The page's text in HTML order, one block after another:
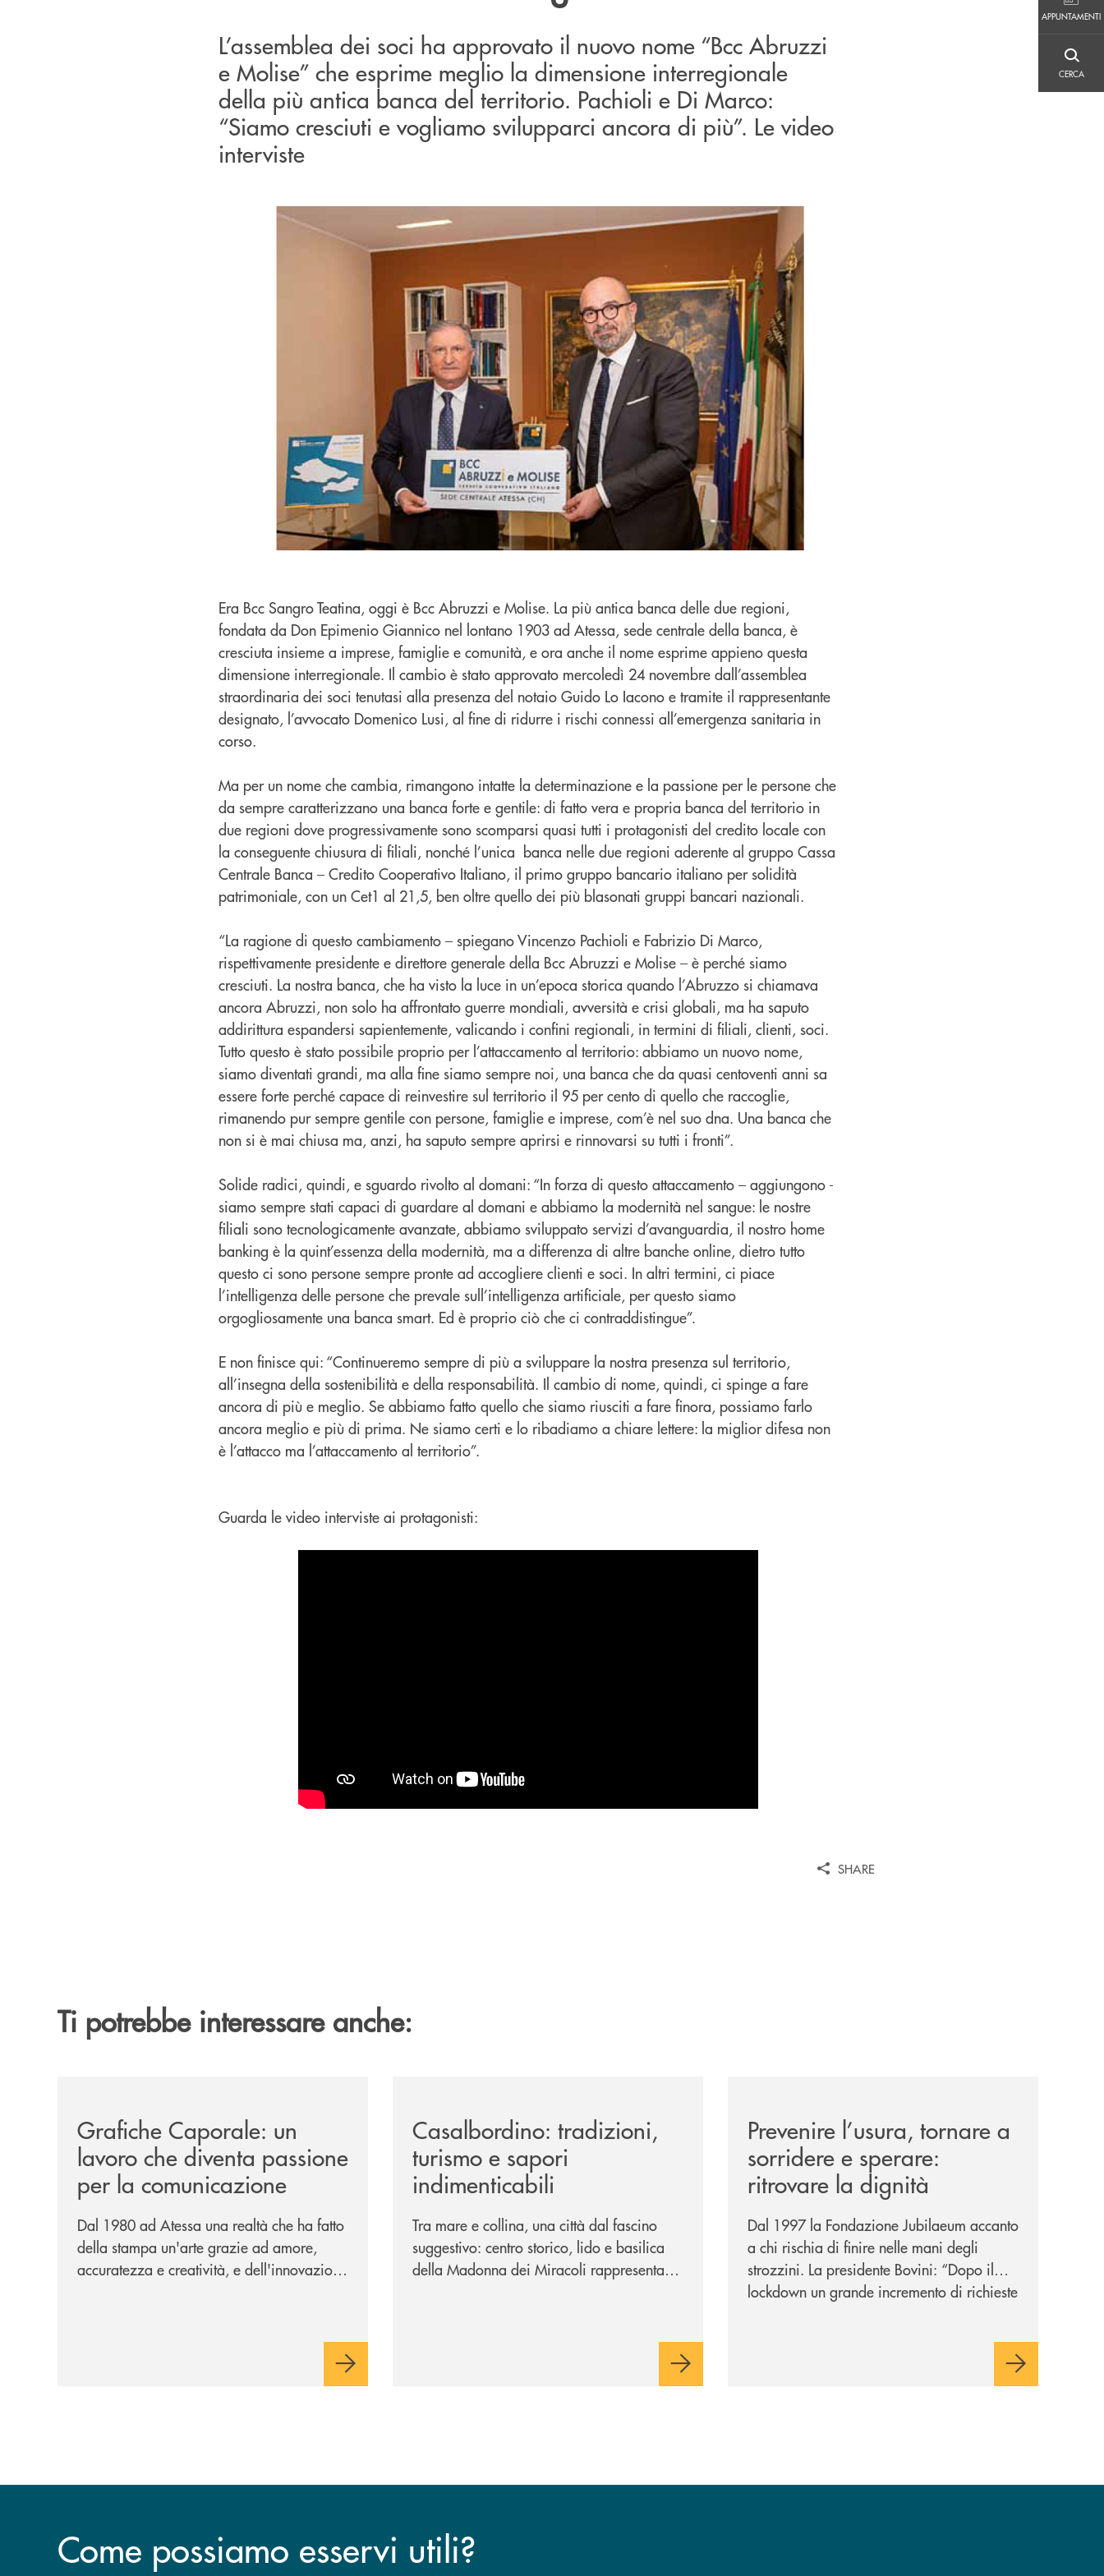
APPUNTAMENTI
CERCA
L’assemblea dei soci ha approvato il nuovo nome “Bcc Abruzzi
e Molise” che esprime meglio la dimensione interregionale
della più antica banca del territorio. Pachioli e Di Marco:
“Siamo cresciuti e vogliamo svilupparci ancora di più”. Le video
interviste
Era Bcc Sangro Teatina, oggi è Bcc Abruzzi e Molise. La più antica banca delle due regioni,
fondata da Don Epimenio Giannico nel lontano 1903 ad Atessa, sede centrale della banca, è
cresciuta insieme a imprese, famiglie e comunità, e ora anche il nome esprime appieno questa
dimensione interregionale. Il cambio è stato approvato mercoledì 24 novembre dall’assemblea
straordinaria dei soci tenutasi alla presenza del notaio Guido Lo Iacono e tramite il rappresentante
designato, l’avvocato Domenico Lusi, al fine di ridurre i rischi connessi all’emergenza sanitaria in
corso.
Ma per un nome che cambia, rimangono intatte la determinazione e la passione per le persone che
da sempre caratterizzano una banca forte e gentile: di fatto vera e propria banca del territorio in
due regioni dove progressivamente sono scomparsi quasi tutti i protagonisti del credito locale con
la conseguente chiusura di filiali, nonché l’unica banca nelle due regioni aderente al gruppo Cassa
Centrale Banca – Credito Cooperativo Italiano, il primo gruppo bancario italiano per solidità
patrimoniale, con un Cet1 al 21,5, ben oltre quello dei più blasonati gruppi bancari nazionali.
“La ragione di questo cambiamento – spiegano Vincenzo Pachioli e Fabrizio Di Marco,
rispettivamente presidente e direttore generale della Bcc Abruzzi e Molise – è perché siamo
cresciuti. La nostra banca, che ha visto la luce in un’epoca storica quando l’Abruzzo si chiamava
ancora Abruzzi, non solo ha affrontato guerre mondiali, avversità e crisi globali, ma ha saputo
addirittura espandersi sapientemente, valicando i confini regionali, in termini di filiali, clienti, soci.
Tutto questo è stato possibile proprio per l’attaccamento al territorio: abbiamo un nuovo nome,
siamo diventati grandi, ma alla fine siamo sempre noi, una banca che da quasi centoventi anni sa
essere forte perché capace di reinvestire sul territorio il 95 per cento di quello che raccoglie,
rimanendo pur sempre gentile con persone, famiglie e imprese, com’è nel suo dna. Una banca che
non si è mai chiusa ma, anzi, ha saputo sempre aprirsi e rinnovarsi su tutti i fronti”.
Solide radici, quindi, e sguardo rivolto al domani: “In forza di questo attaccamento – aggiungono -
siamo sempre stati capaci di guardare al domani e abbiamo la modernità nel sangue: le nostre
filiali sono tecnologicamente avanzate, abbiamo sviluppato servizi d’avanguardia, il nostro home
banking è la quint’essenza della modernità, ma a differenza di altre banche online, dietro tutto
questo ci sono persone sempre pronte ad accogliere clienti e soci. In altri termini, ci piace
l’intelligenza delle persone che prevale sull’intelligenza artificiale, per questo siamo
orgogliosamente una banca smart. Ed è proprio ciò che ci contraddistingue”.
E non finisce qui: “Continueremo sempre di più a sviluppare la nostra presenza sul territorio,
all’insegna della sostenibilità e della responsabilità. Il cambio di nome, quindi, ci spinge a fare
ancora di più e meglio. Se abbiamo fatto quello che siamo riusciti a fare finora, possiamo farlo
ancora meglio e più di prima. Ne siamo certi e lo ribadiamo a chiare lettere: la miglior difesa non
è l’attacco ma l’attaccamento al territorio”.
Guarda le video interviste ai protagonisti:
SHARE
Ti potrebbe interessare anche:
Grafiche Caporale: un
lavoro che diventa passione
per la comunicazione
Dal 1980 ad Atessa una realtà che ha fatto
della stampa un'arte grazie ad amore,
accuratezza e creatività, e dell'innovazione
Casalbordino: tradizioni,
turismo e sapori
indimenticabili
Tra mare e collina, una città dal fascino
suggestivo: centro storico, lido e basilica
della Madonna dei Miracoli rappresentano
Prevenire l’usura, tornare a
sorridere e sperare:
ritrovare la dignità
Dal 1997 la Fondazione Jubilaeum accanto
a chi rischia di finire nelle mani degli
strozzini. La presidente Bovini: “Dopo il
lockdown un grande incremento di richieste
Come possiamo esservi utili?